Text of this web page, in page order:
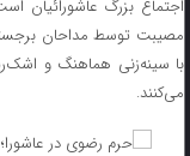
اجتماع بزرگ عاشورائیان
مصیبت توسط مداحان
با سینه‌زنی هماهنگ و
می‌کنند.